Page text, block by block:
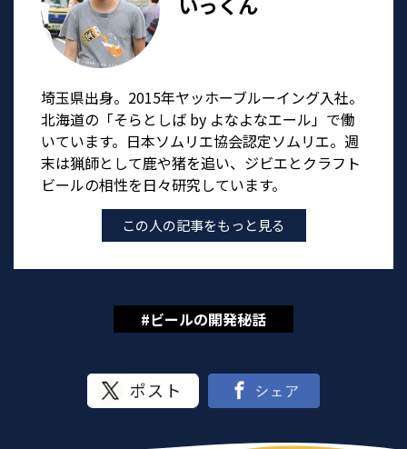
埼玉県出身。2015年ヤッホーブルーイング入社。
北海道の「そらとしば by よなよなエール」で働
いています。日本ソムリエ協会認定ソムリエ。週
末は猟師として鹿や猪を追い、ジビエとクラフト
ビールの相性を日々研究しています。
この人の記事をもっと見る
#ビールの開発秘話